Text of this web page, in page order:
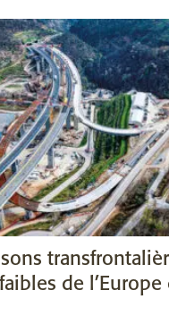
de l’Europe